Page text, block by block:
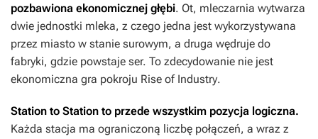
pozbawiona ekonomicznej głębi. Ot, mleczarnia wytwarza
dwie jednostki mleka, z czego jedna jest wykorzystywana
przez miasto w stanie surowym, a druga wędruje do
fabryki, gdzie powstaje ser. To zdecydowanie nie jest
ekonomiczna gra pokroju Rise of Industry.
Station to Station to przede wszystkim pozycja logiczna.
Każda stacja ma ograniczoną liczbę połączeń, a wraz z